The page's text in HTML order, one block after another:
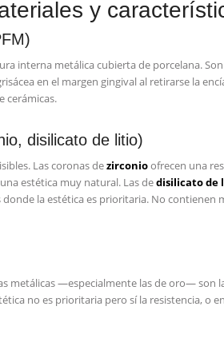
y
interna metálica cubierta de porcelana.
en el margen gingival al retirarse la
cerámicas.
disilicato de litio)
Las coronas dezirconioofrecen una
estética muy natural. Las dedisilicato de
la estética es prioritaria. No contienen
metálicas —especialmente las de oro— son
no es prioritaria pero sí la resistencia, o